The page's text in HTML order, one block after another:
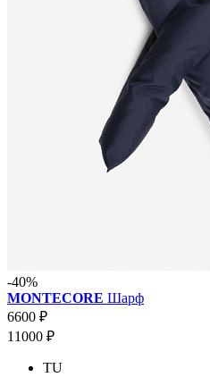
-40%
MONTECORE Шарф
6600 ₽
11000 ₽
TU